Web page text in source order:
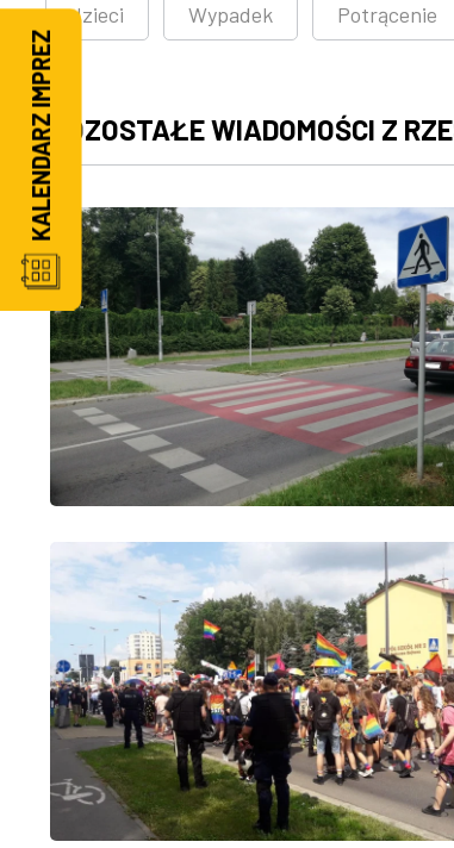
dzieci Wypadek Potrącenie
POZOSTAŁE WIADOMOŚCI Z
KALENDARZ IMPREZ